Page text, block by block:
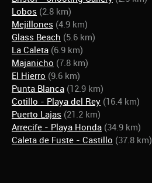
Lobos (2.8 km)
Mejillones (4.9 km)
Glass Beach (5.6 km)
La Caleta (6.9 km)
Majanicho (7.8 km)
El Hierro (9.6 km)
Punta Blanca (12.9 km)
Cotillo - Playa del Rey (16.4 km)
Puerto Lajas (21.2 km)
Arrecife - Playa Honda (34.9 km)
Caleta de Fuste - Castillo (37.8 km)